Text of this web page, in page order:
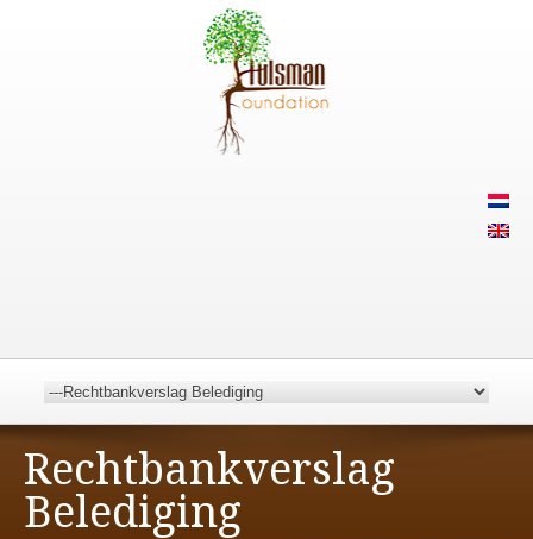
Rechtbankverslag
Belediging